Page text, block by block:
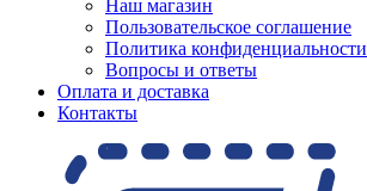
Наш магазин
Пользовательское соглашение
Политика конфиденциальности
Вопросы и ответы
Оплата и доставка
Контакты